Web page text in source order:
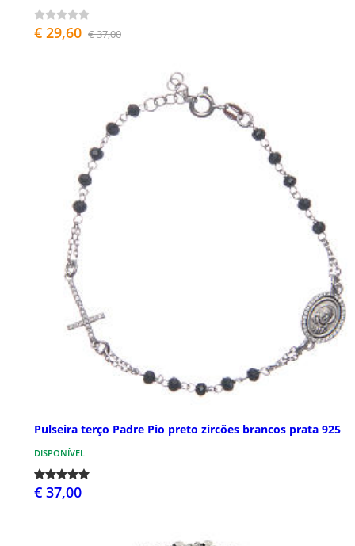
€ 29,60 € 37,00
Pulseira terço Padre Pio preto zircões brancos prata 925
DISPONÍVEL
€ 37,00